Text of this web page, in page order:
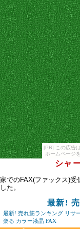
[PR] この広告
ホームページ
シャ
家でのFAX(ファックス)受
した。
最新!
最新! 売れ筋ランキング リサ
楽る カラー液晶 FAX